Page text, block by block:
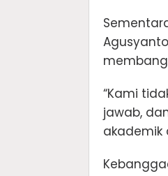
“Kami
jawab,
akademik